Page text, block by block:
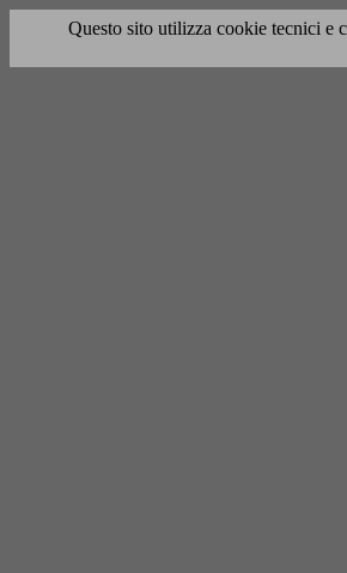
Questo sito utilizza cookie tecnici e